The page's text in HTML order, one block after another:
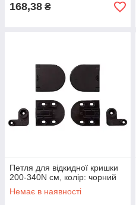
168,38 ₴
Петля для відкидної кришки
200-340N см, колір: чорний
Немає в наявності